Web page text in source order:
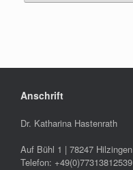
Anschrift
Dr. Katharina Hastenrath
Auf Bühl 1 | 78247 Hilzingen
Telefon: +49(0)77313812539